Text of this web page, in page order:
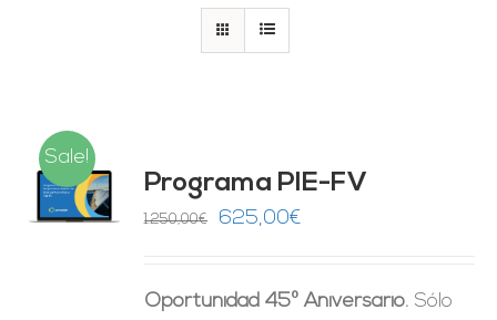
Sale!
Programa PIE-FV
1.250,00€
El
era:
625,00€
es:
Oportunidad 45º Aniversario. Sólo